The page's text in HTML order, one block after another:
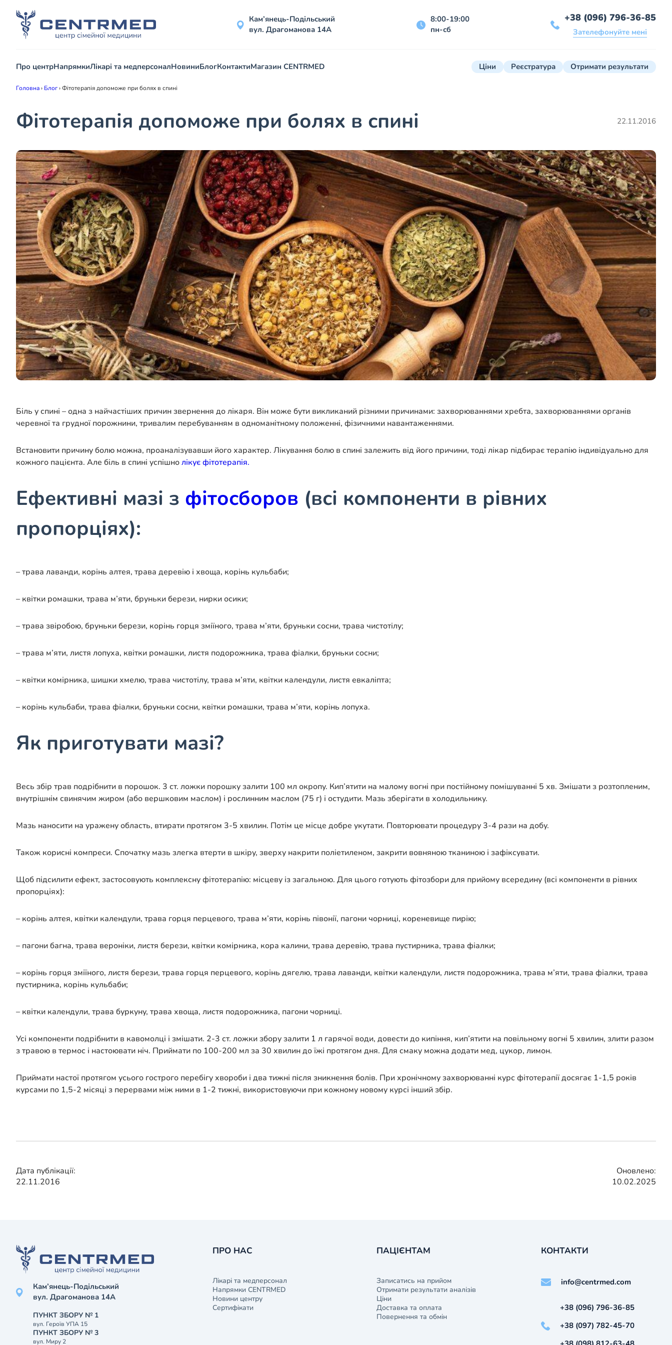
Кам’янець-Подільський
вул. Драгоманова 14А
8:00-19:00
пн-сб
+38 (096) 796-36-85
Зателефонуйте мені
Про центрНапрямкиЛікарі та медперсоналНовиниБлогКонтактиМагазин CENTRMED Ціни Реєстратура Отримати результати
Головна› Блог›Фітотерапія допоможе при болях в спині
Фітотерапія допоможе при болях в спині 22.11.2016
Біль у спині – одна з найчастіших причин звернення до лікаря. Він може бути викликаний різними причинами: захворюваннями хребта, захворюваннями органів
черевної та грудної порожнини, тривалим перебуванням в одноманітному положенні, фізичними навантаженнями.
Встановити причину болю можна, проаналізувавши його характер. Лікування болю в спині залежить від його причини, тоді лікар підбирає терапію індивідуально для
кожного пацієнта. Але біль в спині успішнолікує фітотерапія.
Ефективні мазі з фітосборов (всі компоненти в рівних
пропорціях):
– трава лаванди, корінь алтея, трава деревію і хвоща, корінь кульбаби;
– квітки ромашки, трава м’яти, бруньки берези, нирки осики;
– трава звіробою, бруньки берези, корінь горця зміїного, трава м’яти, бруньки сосни, трава чистотілу;
– трава м’яти, листя лопуха, квітки ромашки, листя подорожника, трава фіалки, бруньки сосни;
– квітки комірника, шишки хмелю, трава чистотілу, трава м’яти, квітки календули, листя евкаліпта;
– корінь кульбаби, трава фіалки, бруньки сосни, квітки ромашки, трава м’яти, корінь лопуха.
Як приготувати мазі?
Весь збір трав подрібнити в порошок. 3 ст. ложки порошку залити 100 мл окропу. Кип’ятити на малому вогні при постійному помішуванні 5 хв. Змішати з розтопленим,
внутрішнім свинячим жиром (або вершковим маслом) і рослинним маслом (75 г) і остудити. Мазь зберігати в холодильнику.
Мазь наносити на уражену область, втирати протягом 3-5 хвилин. Потім це місце добре укутати. Повторювати процедуру 3-4 рази на добу.
Також корисні компреси. Спочатку мазь злегка втерти в шкіру, зверху накрити поліетиленом, закрити вовняною тканиною і зафіксувати.
Щоб підсилити ефект, застосовують комплексну фітотерапію: місцеву із загальною. Для цього готують фітозбори для прийому всередину (всі компоненти в рівних
пропорціях):
– корінь алтея, квітки календули, трава горця перцевого, трава м’яти, корінь півонії, пагони чорниці, кореневище пирію;
– пагони багна, трава вероніки, листя берези, квітки комірника, кора калини, трава деревію, трава пустирника, трава фіалки;
– корінь горця зміїного, листя берези, трава горця перцевого, корінь дягелю, трава лаванди, квітки календули, листя подорожника, трава м’яти, трава фіалки, трава
пустирника, корінь кульбаби;
– квітки календули, трава буркуну, трава хвоща, листя подорожника, пагони чорниці.
Усі компоненти подрібнити в кавомолці і змішати. 2-3 ст. ложки збору залити 1 л гарячої води, довести до кипіння, кип’ятити на повільному вогні 5 хвилин, злити разом
з травою в термос і настоювати ніч. Приймати по 100-200 мл за 30 хвилин до їжі протягом дня. Для смаку можна додати мед, цукор, лимон.
Приймати настої протягом усього гострого перебігу хвороби і два тижні після зникнення болів. При хронічному захворюванні курс фітотерапії досягає 1-1,5 років
курсами по 1,5-2 місяці з перервами між ними в 1-2 тижні, використовуючи при кожному новому курсі інший збір.
Дата публікації:
22.11.2016
Оновлено:
10.02.2025
Кам’янець-Подільський
вул. Драгоманова 14А
ПУНКТ ЗБОРУ № 1
вул. Героїв УПА 15
ПУНКТ ЗБОРУ № 3
вул. Миру 2
ПРО НАС
Лікарі та медперсонал
Напрямки CENTRMED
Новини центру
Сертифікати
ПАЦІЄНТАМ
Записатись на прийом
Отримати результати аналізів
Ціни
Доставка та оплата
Повернення та обмін
КОНТАКТИ
info@centrmed.com
+38 (096) 796-36-85
+38 (097) 782-45-70